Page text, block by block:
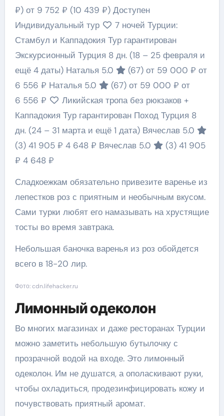
₽) от 9 752 ₽ (10 439 ₽) Доступен
Индивидуальный тур
7 ночей Турции:
Стамбул и Каппадокия Тур гарантирован
Экскурсионный Турция 8 дн. (18 – 25 февраля и
ещё 4 даты) Наталья 5.0 (67) от 59 000 ₽ от
6 556 ₽ Наталья 5.0 (67) от 59 000 ₽ от
6 556 ₽
Ликийская тропа без рюкзаков +
Каппадокия Тур гарантирован Поход Турция 8
дн. (24 – 31 марта и ещё 1 дата) Вячеслав 5.0
(3) 41 905 ₽ 4 648 ₽ Вячеслав 5.0 (3) 41 905
₽ 4 648 ₽
Сладкоежкам обязательно привезите варенье из
лепестков роз с приятным и необычным вкусом.
Сами турки любят его намазывать на хрустящие
тосты во время завтрака.
Небольшая баночка варенья из роз обойдется
всего в 18-20 лир.
Фото: cdn.lifehacker.ru
Лимонный одеколон
Во многих магазинах и даже ресторанах Турции
можно заметить небольшую бутылочку с
прозрачной водой на входе. Это лимонный
одеколон. Им не душатся, а ополаскивают руки,
чтобы охладиться, продезинфицировать кожу и
почувствовать приятный аромат.